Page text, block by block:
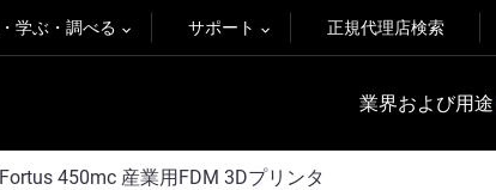
学ぶ・調べる サポート 正規代理店検索
業界および用途
Fortus 450mc 産業用FDM 3Dプリンタ